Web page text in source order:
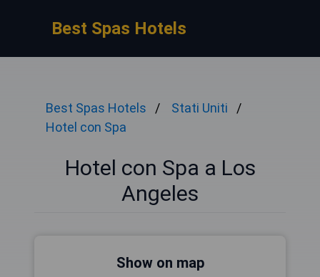
Best Spas Hotels
Best Spas Hotels
Stati Uniti
Hotel con Spa
Hotel con Spa a Los
Angeles
Show on map